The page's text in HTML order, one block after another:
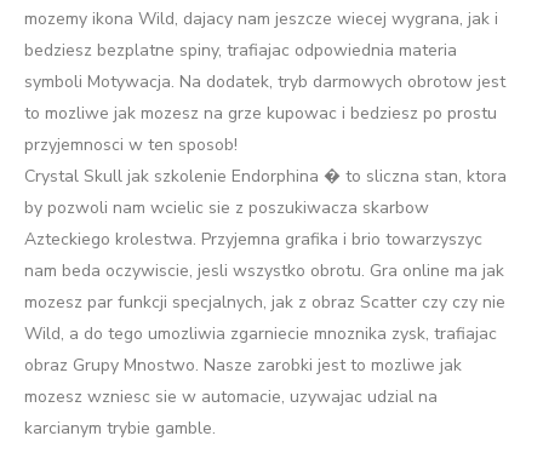
mozemy ikona Wild, dajacy nam jeszcze wiecej wygrana, jak i
bedziesz bezplatne spiny, trafiajac odpowiednia materia
symboli Motywacja. Na dodatek, tryb darmowych obrotow jest
to mozliwe jak mozesz na grze kupowac i bedziesz po prostu
przyjemnosci w ten sposob!
Crystal Skull jak szkolenie Endorphina � to sliczna stan, ktora
by pozwoli nam wcielic sie z poszukiwacza skarbow
Azteckiego krolestwa. Przyjemna grafika i brio towarzyszyc
nam beda oczywiscie, jesli wszystko obrotu. Gra online ma jak
mozesz par funkcji specjalnych, jak z obraz Scatter czy czy nie
Wild, a do tego umozliwia zgarniecie mnoznika zysk, trafiajac
obraz Grupy Mnostwo. Nasze zarobki jest to mozliwe jak
mozesz wzniesc sie w automacie, uzywajac udzial na
karcianym trybie gamble.